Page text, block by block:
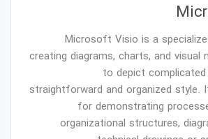
Microsoft Visio is a
creating diagrams, charts, and visual
to depict
straightforward and organized style.
for demonstrating
organizational structures,